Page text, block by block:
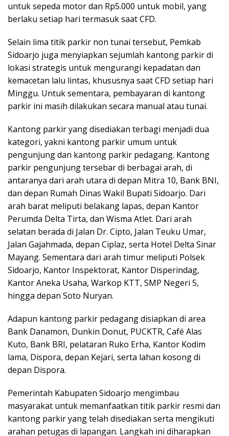
untuk sepeda motor dan Rp5.000 untuk mobil, yang
berlaku setiap hari termasuk saat CFD.
Selain lima titik parkir non tunai tersebut, Pemkab
Sidoarjo juga menyiapkan sejumlah kantong parkir di
lokasi strategis untuk mengurangi kepadatan dan
kemacetan lalu lintas, khususnya saat CFD setiap hari
Minggu. Untuk sementara, pembayaran di kantong
parkir ini masih dilakukan secara manual atau tunai.
Kantong parkir yang disediakan terbagi menjadi dua
kategori, yakni kantong parkir umum untuk
pengunjung dan kantong parkir pedagang. Kantong
parkir pengunjung tersebar di berbagai arah, di
antaranya dari arah utara di depan Mitra 10, Bank BNI,
dan depan Rumah Dinas Wakil Bupati Sidoarjo. Dari
arah barat meliputi belakang lapas, depan Kantor
Perumda Delta Tirta, dan Wisma Atlet. Dari arah
selatan berada di Jalan Dr. Cipto, Jalan Teuku Umar,
Jalan Gajahmada, depan Ciplaz, serta Hotel Delta Sinar
Mayang. Sementara dari arah timur meliputi Polsek
Sidoarjo, Kantor Inspektorat, Kantor Disperindag,
Kantor Aneka Usaha, Warkop KTT, SMP Negeri 5,
hingga depan Soto Nuryan.
Adapun kantong parkir pedagang disiapkan di area
Bank Danamon, Dunkin Donut, PUCKTR, Café Alas
Kuto, Bank BRI, pelataran Ruko Erha, Kantor Kodim
lama, Dispora, depan Kejari, serta lahan kosong di
depan Dispora.
Pemerintah Kabupaten Sidoarjo mengimbau
masyarakat untuk memanfaatkan titik parkir resmi dan
kantong parkir yang telah disediakan serta mengikuti
arahan petugas di lapangan. Langkah ini diharapkan